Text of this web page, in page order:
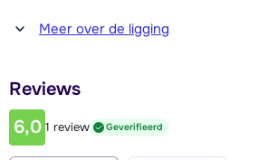
Afstand tot winkel(s)
750 meter
50 meter
Afstand tot piste
20 meter
Meer over de ligging
Reviews
6,0 1 review Geverifieerd